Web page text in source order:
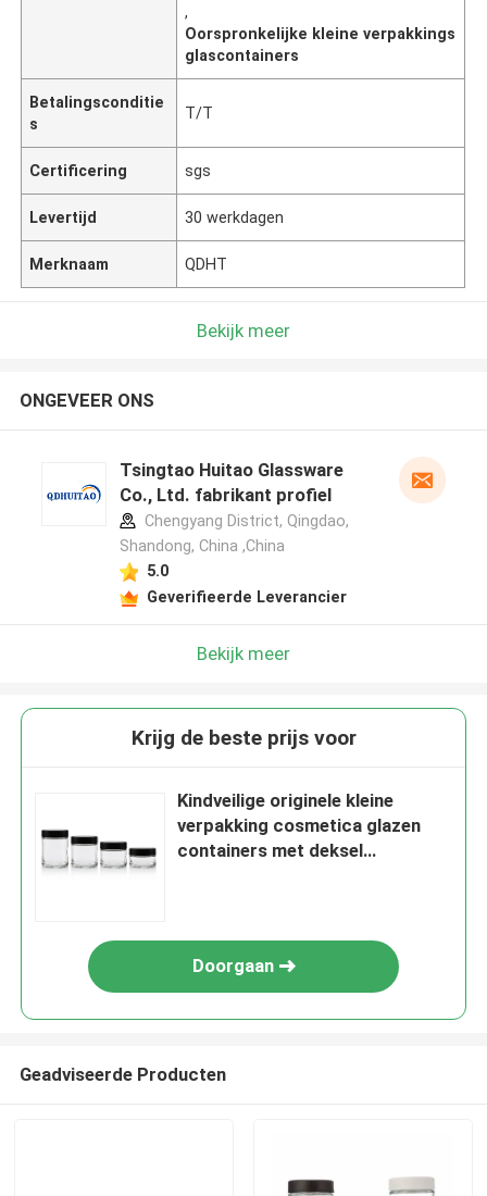
,
Oorspronkelijke kleine verpakkings
glascontainers
Betalingsconditie
s
T/T
Certificering sgs
Levertijd 30 werkdagen
Merknaam QDHT
Bekijk meer
ONGEVEER ONS
Tsingtao Huitao Glassware
Co., Ltd. fabrikant profiel
Chengyang District, Qingdao,
Shandong, China ,China
5.0
Geverifieerde Leverancier
Bekijk meer
Krijg de beste prijs voor
Kindveilige originele kleine
verpakking cosmetica glazen
containers met deksel
Doorgaan
Geadviseerde Producten